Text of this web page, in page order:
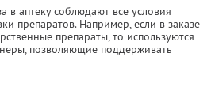
в аптеку соблюдают все условия
препаратов. Например, если в заказе
препараты, то используются
позволяющие поддерживать